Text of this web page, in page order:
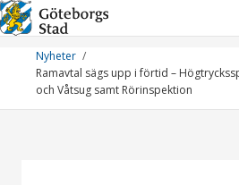
Hoppa
till
innehållNyheter
Ramavtal sägs upp i förtid –
och Våtsug samt Rörinspektion